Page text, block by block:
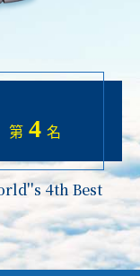
第 4 名
4th Best